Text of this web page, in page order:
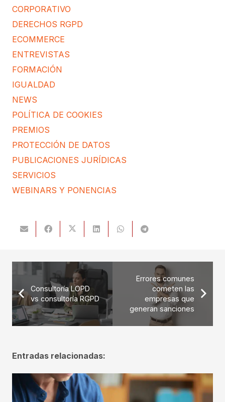
CORPORATIVO
DERECHOS RGPD
ECOMMERCE
ENTREVISTAS
FORMACIÓN
IGUALDAD
NEWS
POLÍTICA DE COOKIES
PREMIOS
PROTECCIÓN DE DATOS
PUBLICACIONES JURÍDICAS
SERVICIOS
WEBINARS Y PONENCIAS
Consultoría LOPD
vs consultoría RGPD
Errores comunes
cometen las
empresas que
generan sanciones
Entradas relacionadas: